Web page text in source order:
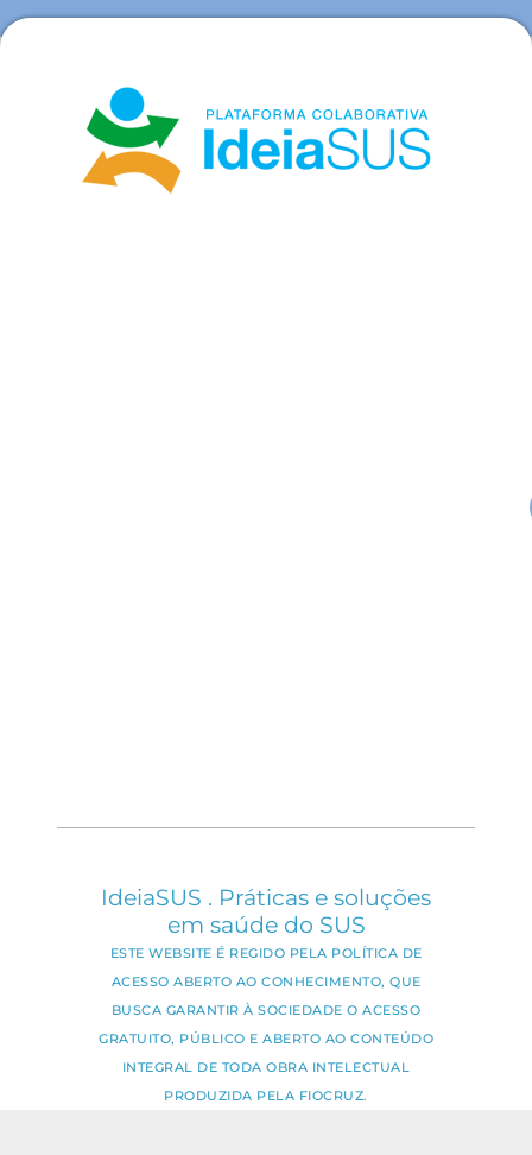
IdeiaSUS . Práticas e soluções
em saúde do SUS
ESTE WEBSITE É REGIDO PELA POLÍTICA DE
ACESSO ABERTO AO CONHECIMENTO, QUE
BUSCA GARANTIR À SOCIEDADE O ACESSO
GRATUITO, PÚBLICO E ABERTO AO CONTEÚDO
INTEGRAL DE TODA OBRA INTELECTUAL
PRODUZIDA PELA FIOCRUZ.